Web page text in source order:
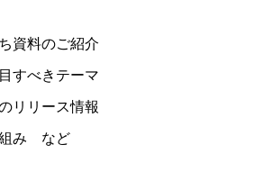
資料のご紹介
すべきテーマ
リリース情報
組み など